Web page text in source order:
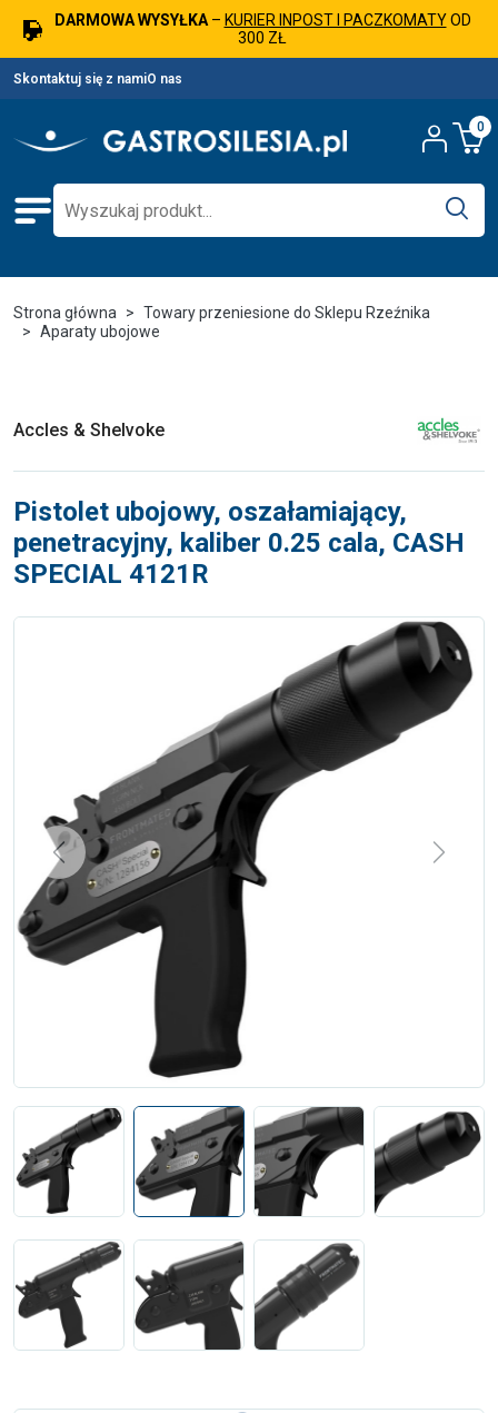
DARMOWA WYSYŁKA– KURIER INPOST I PACZKOMATYOD
300 ZŁ
Skontaktuj się z namiO nas
0
Strona główna
Towary przeniesione do Sklepu Rzeźnika
Aparaty ubojowe
Accles & Shelvoke
Pistolet ubojowy, oszałamiający,
penetracyjny, kaliber 0.25 cala, CASH
SPECIAL 4121R
Previous Next